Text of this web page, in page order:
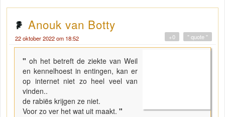
Anouk van Botty
22 oktober 2022 om 18:52 " quote "
+0
"oh het betreft de ziekte van Weil
en kennelhoest in entingen, kan er
op internet niet zo heel veel van
vinden..
de rabiës krijgen ze niet.
Voor zo ver het wat uit maakt. "